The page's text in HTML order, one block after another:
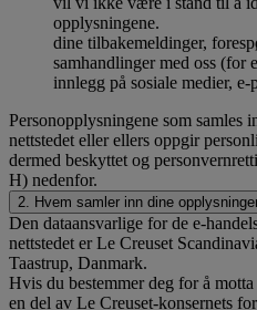
opplysningene.
dine tilbakemeldinger,
samhandlinger med oss (for
innlegg på sosiale medier,
Personopplysningene som samles
nettstedet eller ellers oppgir
dermed beskyttet og
H) nedenfor.
2. Hvem samler inn dine
Den dataansvarlige for de e-
nettstedet er Le Creuset
Taastrup, Danmark.
Hvis du bestemmer deg for å
en del av Le Creuset-konsernets